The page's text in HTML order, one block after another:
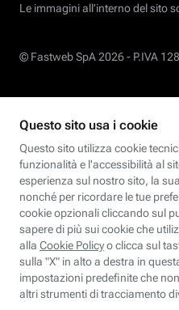
Le immagini all’interno del sito
© Fastweb SpA 2026 - P.IVA